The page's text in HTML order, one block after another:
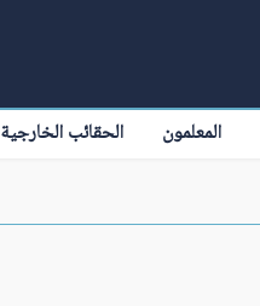
المعلمون الحقائب الخارجية